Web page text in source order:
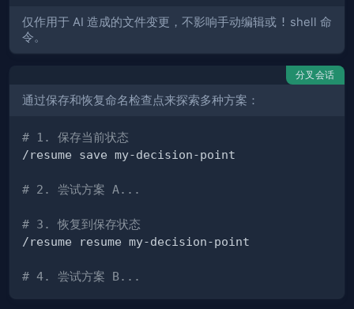
仅作用于 AI 造成的文件变更，不影响手动编辑或 ! shell 命
令。
分叉会话
通过保存和恢复命名检查点来探索多种方案：
# 1. 保存当前状态
# 2. 尝试方案 A...
# 3. 恢复到保存状态
# 4. 尝试方案 B...